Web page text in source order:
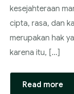
kesejahteraan
cipta, rasa, dan
merupakan hak
karena itu, […]
Read more